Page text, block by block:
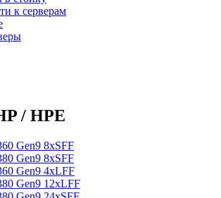
к серверам
/ HPE
Gen9 8xSFF
Gen9 8xSFF
Gen9 4xLFF
Gen9 12xLFF